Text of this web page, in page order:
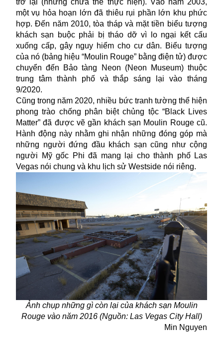
trở lại (nhưng chưa thể thực hiện). Vào năm 2003,
một vụ hỏa hoạn lớn đã thiêu rụi phần lớn khu phức
hợp. Đến năm 2010, tòa tháp và mặt tiền biểu tượng
khách sạn buộc phải bị tháo dỡ vì lo ngại kết cấu
xuống cấp, gây nguy hiểm cho cư dân. Biểu tượng
của nó (bảng hiệu “Moulin Rouge” bằng điện tử) được
chuyển đến Bảo tàng Neon (Neon Museum) thuộc
trung tâm thành phố và thắp sáng lại vào tháng
9/2020.
Cũng trong năm 2020, nhiều bức tranh tường thể hiện
phong trào chống phân biệt chủng tộc “Black Lives
Matter” đã được vẽ gần khách sạn Moulin Rouge cũ.
Hành động này nhằm ghi nhận những đóng góp mà
những người đứng đầu khách sạn cũng như cộng
người Mỹ gốc Phi đã mang lại cho thành phố Las
Vegas nói chung và khu lịch sử Westside nói riêng.
Ảnh chụp những gì còn lại của khách sạn Moulin
Rouge vào năm 2016 (Nguồn: Las Vegas City Hall)
Min Nguyen